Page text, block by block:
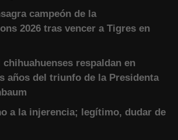
campeón de la
2026 tras vencer a Tigres en
chihuahuenses respaldan en
años del triunfo de la Presidenta
a la injerencia; legítimo, dudar de